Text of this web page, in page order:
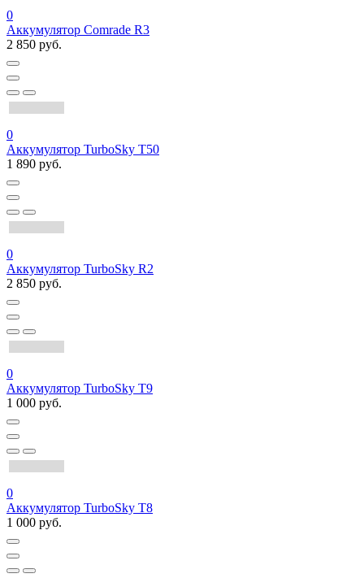
0
Аккумулятор Comrade R3
2 850 руб.
0
Аккумулятор TurboSky T50
1 890 руб.
0
Аккумулятор TurboSky R2
2 850 руб.
0
Аккумулятор TurboSky T9
1 000 руб.
0
Аккумулятор TurboSky T8
1 000 руб.